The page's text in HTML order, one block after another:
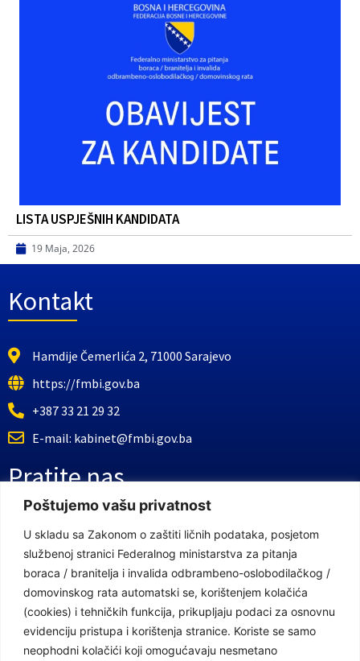
Poštujemo vašu privatnost
U skladu sa Zakonom o zaštiti ličnih podataka, posjetom
službenoj stranici Federalnog ministarstva za pitanja
boraca / branitelja i invalida odbrambeno-oslobodilačkog /
domovinskog rata automatski se, korištenjem kolačića
(cookies) i tehničkih funkcija, prikupljaju podaci za osnovnu
evidenciju pristupa i korištenja stranice. Koriste se samo
neophodni kolačići koji omogućavaju nesmetano
LISTA USPJEŠNIH KANDIDATA
19 Maja, 2026
Kontakt
Hamdije Čemerlića 2, 71000 Sarajevo
https://fmbi.gov.ba
+387 33 21 29 32
E-mail: kabinet@fmbi.gov.ba
Pratite nas
Facebook Stranica
Youtube Kanal
Linkovi
Vlada Federacije Bosne i Hercegovine